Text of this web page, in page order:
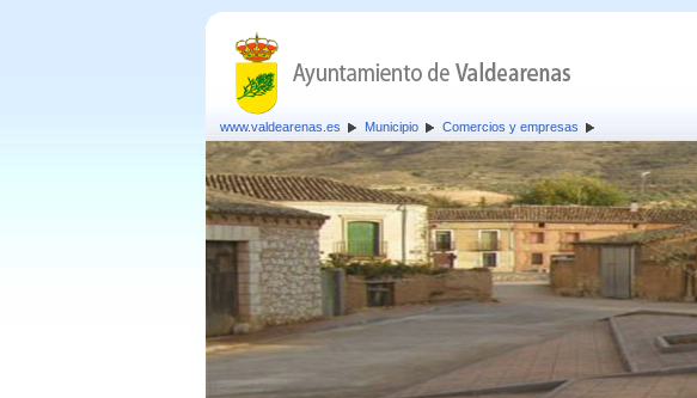
www.valdearenas.es Municipio Comercios y empresas